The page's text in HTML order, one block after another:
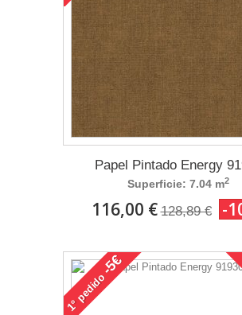
Papel Pintado Energy
Superficie: 7.04 m2
116,00 € 128,89 € -
1°
pedido
-5€